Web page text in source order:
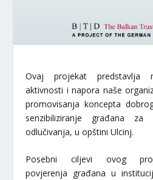
Ovaj projekat predstavlja
aktivnosti i napora naše
promovisanja koncepta
senzibiliziranje građana
odlučivanja, u opštini Ulcinj.
Posebni ciljevi ovog
povjerenja građana u